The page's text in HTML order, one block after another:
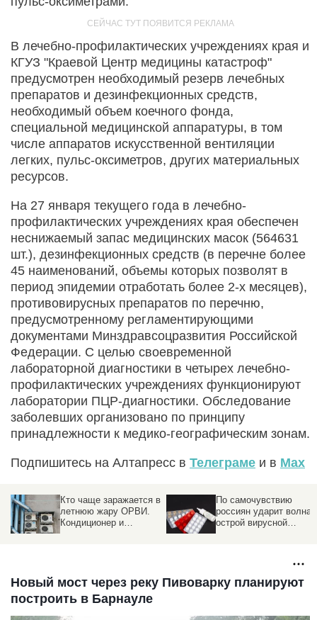
В лечебно-профилактических учреждениях края и
КГУЗ "Краевой Центр медицины катастроф"
предусмотрен необходимый резерв лечебных
препаратов и дезинфекционных средств,
необходимый объем коечного фонда,
специальной медицинской аппаратуры, в том
числе аппаратов искусственной вентиляции
легких, пульс-оксиметров, других материальных
ресурсов.
На 27 января текущего года в лечебно-
профилактических учреждениях края обеспечен
неснижаемый запас медицинских масок (564631
шт.), дезинфекционных средств (в перечне более
45 наименований, объемы которых позволят в
период эпидемии отработать более 2-х месяцев),
противовирусных препаратов по перечню,
предусмотренному регламентирующими
документами Минздравсоцразвития Российской
Федерации. С целью своевременной
лабораторной диагностики в четырех лечебно-
профилактических учреждениях функционируют
лаборатории ПЦР-диагностики. Обследование
заболевших организовано по принципу
принадлежности к медико-географическим зонам.
Подпишитесь на Алтапресс в Телеграме и в Max
Кто чаще заражается в
летнюю жару ОРВИ.
Кондиционер и
По самочувствию
россиян ударит волна
острой вирусной
Новый мост через реку Пивоварку планируют
построить в Барнауле